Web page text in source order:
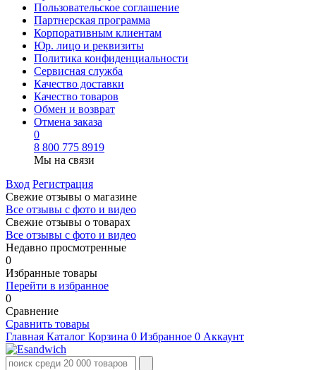
Пользовательское соглашение
Партнерская программа
Корпоративным клиентам
Юр. лицо и реквизиты
Политика конфиденциальности
Сервисная служба
Качество доставки
Качество товаров
Обмен и возврат
Отмена заказа
0
8 800 775 8919
Мы на связи
Вход Регистрация
Свежие отзывы о магазине
Все отзывы с фото и видео
Свежие отзывы о товарах
Все отзывы c фото и видео
Недавно просмотренные
0
Избранные товары
Перейти в избранное
0
Сравнение
Сравнить товары
Главная Каталог Корзина 0 Избранное 0 Аккаунт